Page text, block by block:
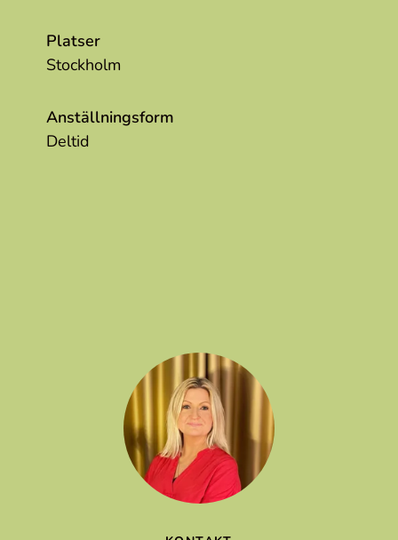
Platser
Stockholm
Anställningsform
Deltid